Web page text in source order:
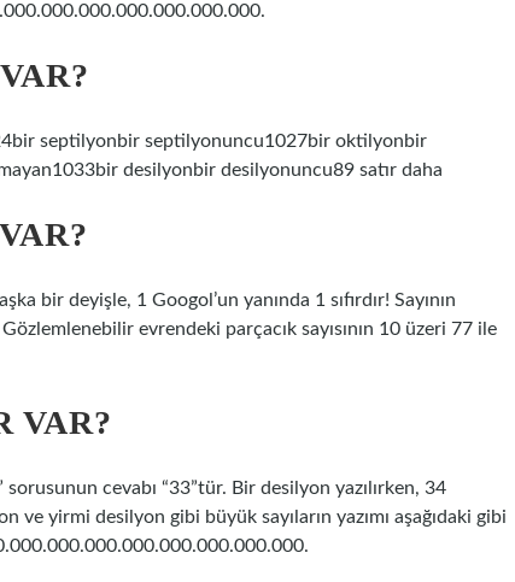
septilyonbir septilyonuncu1027bir oktilyonbir
desilyonbir desilyonuncu89 satır daha
bir deyişle, 1 Googol’un yanında 1 sıfırdır! Sayının
evrendeki parçacık sayısının 10 üzeri 77 ile
VAR?
cevabı “33”tür. Bir desilyon yazılırken, 34
ve yirmi desilyon gibi büyük sayıların yazımı aşağıdaki gibi